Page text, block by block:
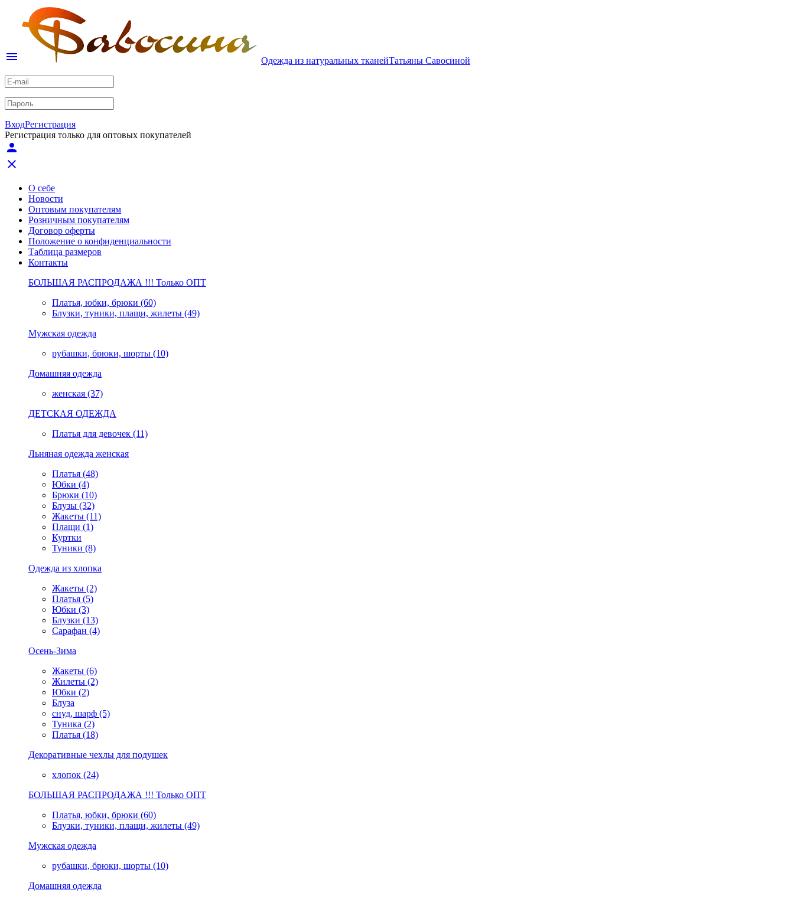
menu Одежда из натуральных тканейТатьяны Савосиной
ВходРегистрация
Регистрация только для оптовых покупателей
person
close
О себе
Новости
Оптовым покупателям
Розничным покупателям
Договор оферты
Положение о конфиденциальности
Таблица размеров
Контакты
БОЛЬШАЯ РАСПРОДАЖА !!! Только ОПТ
Платья, юбки, брюки (60)
Блузки, туники, плащи, жилеты (49)
Мужская одежда
рубашки, брюки, шорты (10)
Домашняя одежда
женская (37)
ДЕТСКАЯ ОДЕЖДА
Платья для девочек (11)
Льняная одежда женская
Платья (48)
Юбки (4)
Брюки (10)
Блузы (32)
Жакеты (11)
Плащи (1)
Куртки
Туники (8)
Одежда из хлопка
Жакеты (2)
Платья (5)
Юбки (3)
Блузки (13)
Сарафан (4)
Осень-Зима
Жакеты (6)
Жилеты (2)
Юбки (2)
Блуза
снуд, шарф (5)
Туника (2)
Платья (18)
Декоративные чехлы для подушек
хлопок (24)
БОЛЬШАЯ РАСПРОДАЖА !!! Только ОПТ
Платья, юбки, брюки (60)
Блузки, туники, плащи, жилеты (49)
Мужская одежда
рубашки, брюки, шорты (10)
Домашняя одежда